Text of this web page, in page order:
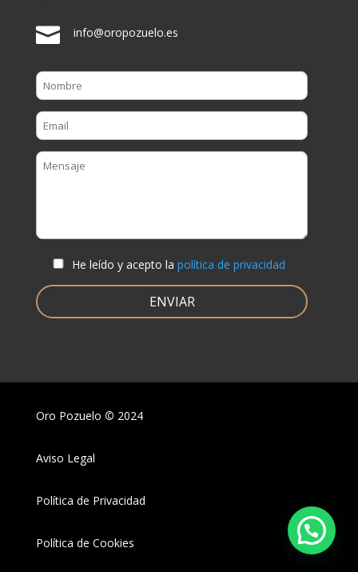
 info@oropozuelo.es
He leído y acepto la política de privacidad
Oro Pozuelo © 2024
Aviso Legal
Política de Privacidad
Política de Cookies